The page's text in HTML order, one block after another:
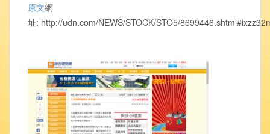
原文網
址: http://udn.com/NEWS/STOCK/STO5/